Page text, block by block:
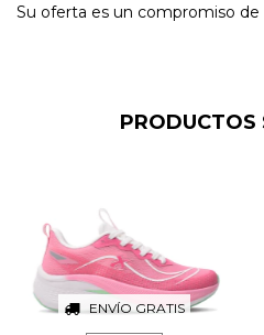
Su oferta es un compromiso de
PRODUCTOS
ENVÍO GRATIS